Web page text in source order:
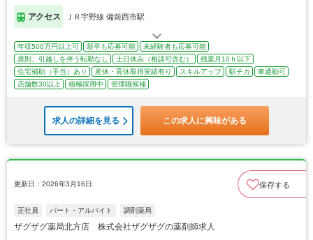
アクセス ＪＲ宇野線 備前西市駅
年収500万円以上可 新卒も応募可能
未経験者も応募可能
原則、引越しを伴う転勤なし
土日休み（相談可含む）
残業月10ｈ以下
住宅補助（手当）あり
産休・育休取得実績有り スキルアップ 駅チカ
車通勤可
店舗数30以上
積極採用中 管理職候補
求人の詳細を見る この求人に興味がある
更新日：2026年3月16日 保存する
正社員 パート・アルバイト 調剤薬局
ザグザグ薬局北方店 株式会社ザグザグの薬剤師求人